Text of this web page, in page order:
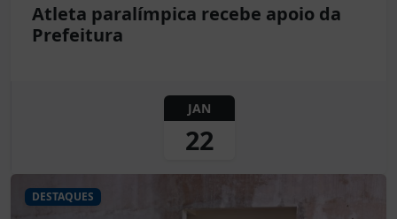
Atleta paralímpica recebe apoio da
Prefeitura
JAN
22
DESTAQUES